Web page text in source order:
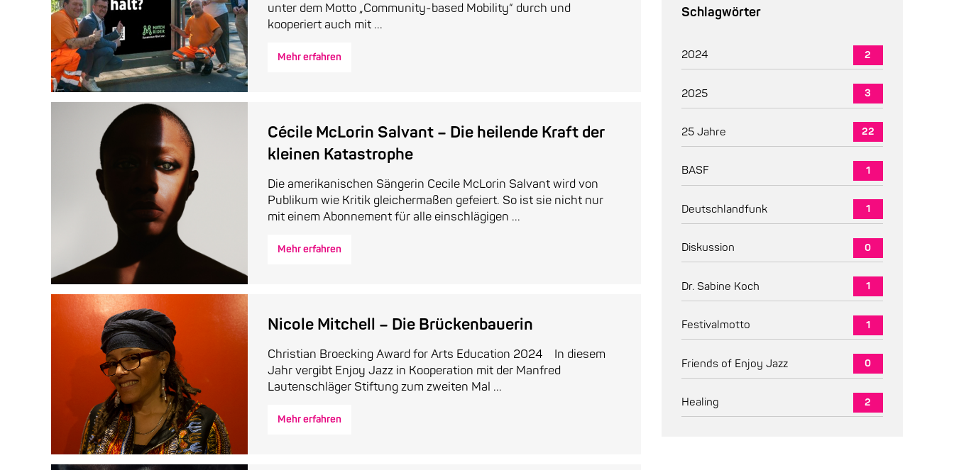
unter dem Motto „Community-based Mobility“ durch und
kooperiert auch mit ...
Mehr erfahren
Cécile McLorin Salvant – Die heilende Kraft der
kleinen Katastrophe
Die amerikanischen Sängerin Cecile McLorin Salvant wird von
Publikum wie Kritik gleichermaßen gefeiert. So ist sie nicht nur
mit einem Abonnement für alle einschlägigen ...
Mehr erfahren
Nicole Mitchell – Die Brückenbauerin
Christian Broecking Award for Arts Education 2024 In diesem
Jahr vergibt Enjoy Jazz in Kooperation mit der Manfred
Lautenschläger Stiftung zum zweiten Mal ...
Mehr erfahren
Schlagwörter
2024 2
2025 3
25 Jahre 22
BASF 1
Deutschlandfunk 1
Diskussion 0
Dr. Sabine Koch 1
Festivalmotto 1
Friends of Enjoy Jazz 0
Healing 2